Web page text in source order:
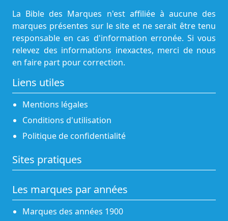
La Bible des Marques n'est affiliée à aucune des
marques présentes sur le site et ne serait être tenu
responsable en cas d'information erronée. Si vous
relevez des informations inexactes, merci de nous
en faire part pour correction.
Liens utiles
Mentions légales
Conditions d'utilisation
Politique de confidentialité
Sites pratiques
Les marques par années
Marques des années 1900